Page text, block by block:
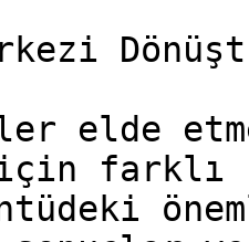
elde
için farklı